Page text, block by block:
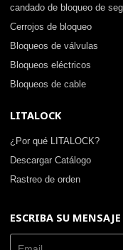
candado de bloqueo de
Cerrojos de bloqueo
Bloqueos de válvulas
Bloqueos eléctricos
Bloqueos de cable
LITALOCK
¿Por qué LITALOCK?
Descargar Catálogo
Rastreo de orden
ESCRIBA SU